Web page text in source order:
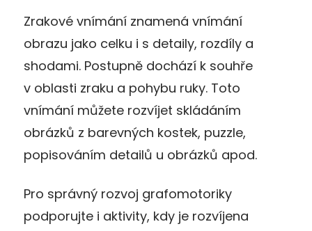
Zrakové vnímání znamená vnímání
obrazu jako celku i s detaily, rozdíly a
shodami. Postupně dochází k souhře
v oblasti zraku a pohybu ruky. Toto
vnímání můžete rozvíjet skládáním
obrázků z barevných kostek, puzzle,
popisováním detailů u obrázků apod.
Pro správný rozvoj grafomotoriky
podporujte i aktivity, kdy je rozvíjena